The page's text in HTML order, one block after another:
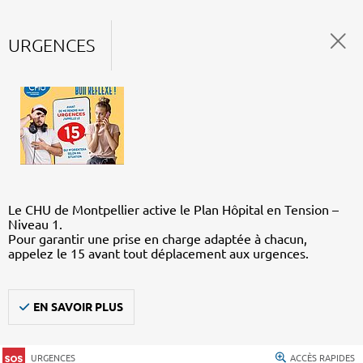
URGENCES
Le CHU de Montpellier active le Plan Hôpital en Tension –
Niveau 1.
Pour garantir une prise en charge adaptée à chacun,
appelez le 15 avant tout déplacement aux urgences.
EN SAVOIR PLUS
URGENCES ACCÈS RAPIDES